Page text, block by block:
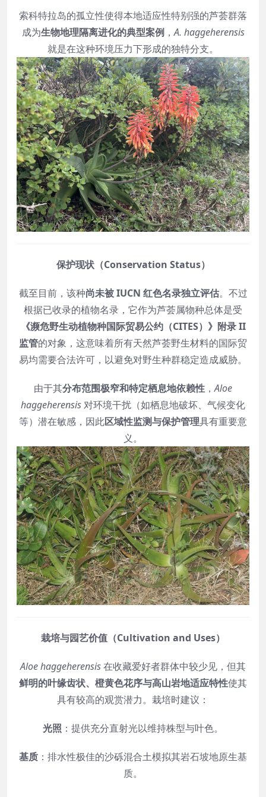
索科特拉岛的孤立性使得本地适应性特别强的芦荟群落
成为生物地理隔离进化的典型案例，A. haggeherensis
就是在这种环境压力下形成的独特分支。
保护现状（Conservation Status）
截至目前，该种尚未被 IUCN 红色名录独立评估。不过
根据已收录的植物名录，它作为芦荟属物种总体是受
《濒危野生动植物种国际贸易公约（CITES）》附录 II
监管的对象，这意味着所有天然芦荟野生材料的国际贸
易均需要合法许可，以避免对野生种群稳定造成威胁。
由于其分布范围极窄和特定栖息地依赖性 ，Aloe
haggeherensis对环境干扰（如栖息地破坏、气候变化
等）潜在敏感，因此区域性监测与保护管理具有重要意
义。
栽培与园艺价值（Cultivation and Uses）
Aloe haggeherensis在收藏爱好者群体中较少见，但其
鲜明的叶缘齿状、橙黄色花序与高山岩地适应特性使其
具有较高的观赏潜力。栽培时建议：
光照 ：提供充分直射光以维持株型与叶色。
基质 ：排水性极佳的沙砾混合土模拟其岩石坡地原生基
质。